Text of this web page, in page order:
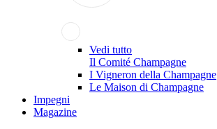
Vedi tutto
Il Comité Champagne
I Vigneron della Champagne
Le Maison di Champagne
Impegni
Magazine